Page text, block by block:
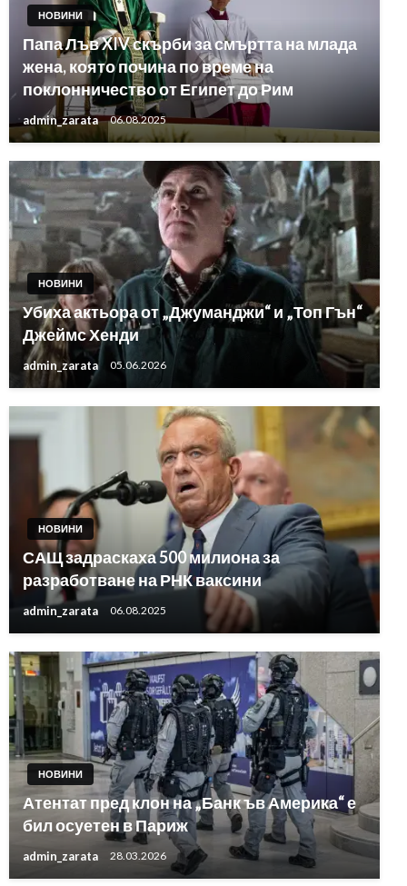
НОВИНИ
Папа Лъв XIV скърби за смъртта на млада
жена, която почина по време на
поклонничество от Египет до Рим
admin_zarata 06.08.2025
НОВИНИ
Убиха актьора от „Джуманджи“ и „Топ Гън“
Джеймс Хенди
admin_zarata 05.06.2026
НОВИНИ
САЩ задраскаха 500 милиона за
разработване на РНК ваксини
admin_zarata 06.08.2025
НОВИНИ
Атентат пред клон на „Банк ъв Америка“ е
бил осуетен в Париж
admin_zarata 28.03.2026